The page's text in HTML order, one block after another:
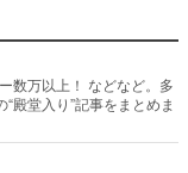
数万以上！ などなど。多
殿堂入り”記事をまとめま